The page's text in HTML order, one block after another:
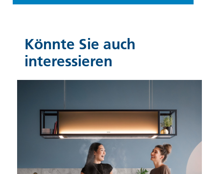
Könnte Sie auch
interessieren